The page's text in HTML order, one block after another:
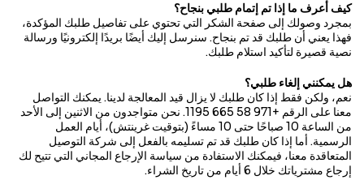
كيف أعرف ما إذا تم إتمام طلبي بنجاح؟
بمجرد وصولك إلى صفحة الشكر التي تحتوي على تفاصيل طلبك المؤكدة،
فهذا يعني أن طلبك قد تم بنجاح. سنرسل إليك أيضًا بريدًا إلكترونيًا ورسالة
نصية قصيرة لتأكيد استلام طلبك.
هل يمكنني إلغاء طلبي؟
نعم، ولكن فقط إذا كان طلبك لا يزال قيد المعالجة لدينا. يمكنك التواصل
معنا على الرقم +971 58 665 1195. نحن متواجدون من الاثنين إلى الأحد
من الساعة 10 صباحًا حتى 10 مساءً (بتوقيت غرينتش)، أيام العمل
الرسمية. أما إذا كان طلبك قد تم تسليمه بالفعل إلى شركة التوصيل
المتعاقدة معنا، فيمكنك الاستفادة من سياسة الإرجاع المجاني التي تتيح لك
إرجاع مشترياتك خلال 6 أيام من تاريخ الشراء.